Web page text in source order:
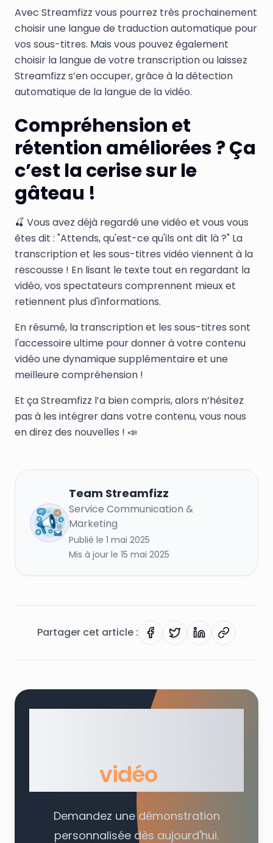
Avec Streamfizz vous pourrez très prochainement
choisir une langue de traduction automatique pour
vos sous-titres. Mais vous pouvez également
choisir la langue de votre transcription ou laissez
Streamfizz s’en occuper, grâce à la détection
automatique de la langue de la vidéo.
Compréhension et
rétention améliorées ? Ça
c’est la cerise sur le
gâteau !
🍒 Vous avez déjà regardé une vidéo et vous vous
êtes dit : "Attends, qu'est-ce qu'ils ont dit là ?" La
transcription et les sous-titres vidéo viennent à la
rescousse ! En lisant le texte tout en regardant la
vidéo, vos spectateurs comprennent mieux et
retiennent plus d'informations.
En résumé, la transcription et les sous-titres sont
l'accessoire ultime pour donner à votre contenu
vidéo une dynamique supplémentaire et une
meilleure compréhension !
Et ça Streamfizz l’a bien compris, alors n’hésitez
pas à les intégrer dans votre contenu, vous nous
en direz des nouvelles ! 📣
T
Team Streamfizz
Service Communication &
Marketing
Publié le 1 mai 2025
Mis à jour le 15 mai 2025
Partager cet article : Partager sur Facebook
Partager sur Twitter
Partager sur
Copier le
vidéo
Demandez une démonstration
personnalisée dès aujourd'hui.